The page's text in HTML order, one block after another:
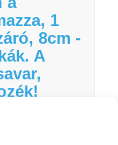
1
8cm -
A
a